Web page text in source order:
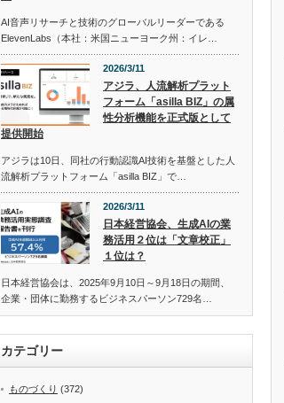
AI音声リサーチと技術のグローバルリーダーである
ElevenLabs（本社：米国ニューヨーク州：イレ…
2026/3/11
アジラ、人流解析プラット
フォーム「asilla BIZ」の属
性分析機能を正式版として
提供開始
アジラは10日、同社の行動認識AI技術を基盤とした人
流解析プラットフォーム「asilla BIZ」で…
2026/3/11
日本経営協会、生成AIの業
務活用２位は「文章校正」
１位は？
日本経営協会は、2025年9月10日～9月18日の期間、
企業・団体に勤務するビジネスパーソン729名…
カテゴリー
ものづくり (372)